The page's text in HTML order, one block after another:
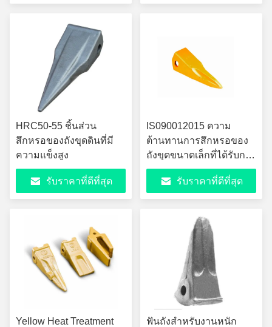
HRC50-55 ชิ้นส่วน
สึกหรอของถังขุดดินที่มี
ความแข็งสูง
รับราคาที่ดีที่สุด
IS090012015 ความ
ต้านทานการสึกหรอของ
ถังขุดขนาดเล็กที่ได้รับการ
รับรอง
รับราคาที่ดีที่สุด
Yellow Heat Treatment
ฟันถังสำหรับงานหนัก